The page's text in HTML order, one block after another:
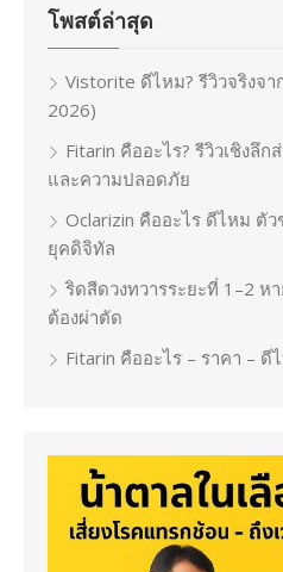
โพสต์ล่าสุด
Vistorite ดีไหม? รีวิวจริงจ
2026)
Fitarin คืออะไร? รีวิวเชิงลึ
และความปลอดภัย
Oclarizin คืออะไร ดีไหม ตั
ยุคดิจิทัล
ริดสีดวงทวารระยะที่ 1–2 ห
ต้องผ่าตัด
Fitarin คืออะไร – ราคา – ดี